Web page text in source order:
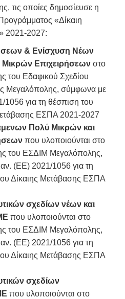
τις οποίες δημοσίευσε η
«Δίκαιη
2021-2027:
& Ενίσχυση Νέων
Μικρών Επιχειρήσεων στο
του Εδαφικού Σχεδίου
Μεγαλόπολης, σύμφωνα με
για τη θέσπιση του
ΕΣΠΑ 2021-2027
Πολύ Μικρών και
που υλοποιούνται στο
του ΕΣΔΙΜ Μεγαλόπολης,
(ΕΕ) 2021/1056 για τη
Δίκαιης Μετάβασης ΕΣΠΑ
σχεδίων νέων και
που υλοποιούνται στο
του ΕΣΔΙΜ Μεγαλόπολης,
(ΕΕ) 2021/1056 για τη
Δίκαιης Μετάβασης ΕΣΠΑ
σχεδίων
που υλοποιούνται στο